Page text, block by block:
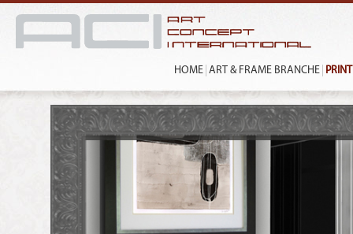
HOME ART & FRAME BRANCHE